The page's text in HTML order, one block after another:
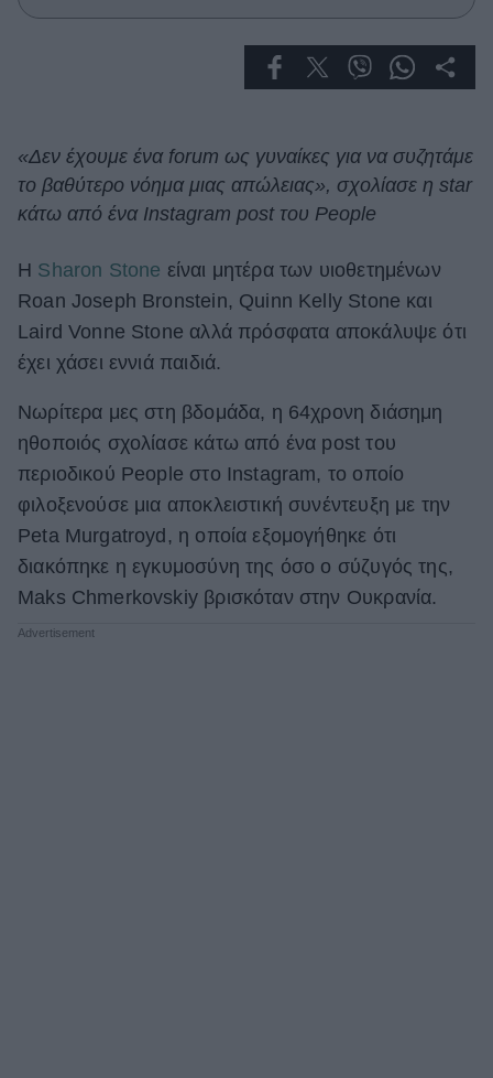
Deco
Cooking
Αφιερώματα
ΒΟΞ
Χωρίς Ταμπέλες
Women's Forum
Hautes Grecians
«Δεν έχουμε ένα forum ως γυναίκες για να συζητάμε
το βαθύτερο νόημα μιας απώλειας», σχολίασε η star
κάτω από ένα Instagram post του People
Η Sharon Stone είναι μητέρα των υιοθετημένων
Roan Joseph Bronstein, Quinn Kelly Stone και
Laird Vonne Stone αλλά πρόσφατα αποκάλυψε ότι
έχει χάσει εννιά παιδιά.
Νωρίτερα μες στη βδομάδα, η 64χρονη διάσημη
ηθοποιός σχολίασε κάτω από ένα post του
περιοδικού People στο Instagram, το οποίο
φιλοξενούσε μια αποκλειστική συνέντευξη με την
Peta Murgatroyd, η οποία εξομογήθηκε ότι
διακόπηκε η εγκυμοσύνη της όσο ο σύζυγός της,
Maks Chmerkovskiy βρισκόταν στην Ουκρανία.